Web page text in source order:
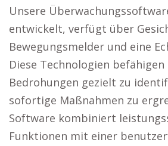
Unsere
entwickelt, verfügt über
Bewegungsmelder und eine
Diese Technologien befähigen
Bedrohungen gezielt zu
sofortige Maßnahmen zu
Software kombiniert
Funktionen mit einer